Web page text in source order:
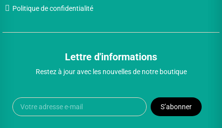
Politique de confidentialité
Lettre d'informations
Restez à jour avec les nouvelles de notre boutique
S’abonner